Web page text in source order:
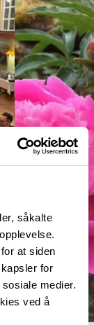
såkalte
at siden
for
medier.
ved å